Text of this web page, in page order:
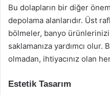
Bu dolapların bir diğer
depolama alanlarıdır. Üst
bölmeler, banyo
saklamanıza yardımcı olur.
olmadan, ihtiyacınız olan
Estetik Tasarım